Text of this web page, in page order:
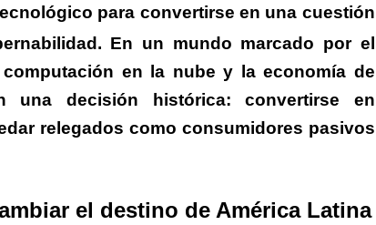
para convertirse en una cuestión
En un mundo marcado por el
en la nube y la economía de
una decisión histórica: convertirse en
relegados como consumidores pasivos
el destino de América Latina